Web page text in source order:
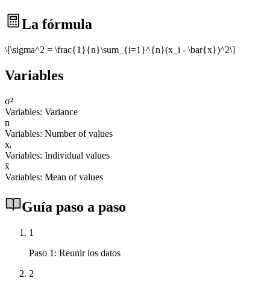
La fórmula
\[\sigma^2 = \frac{1}{n}\sum_{i=1}^{n}(x_i - \bar{x})^2\]
Variables
σ²
Variables: Variance
n
Variables: Number of values
xᵢ
Variables: Individual values
x̄
Variables: Mean of values
Guía paso a paso
1
Paso 1: Reunir los datos
2